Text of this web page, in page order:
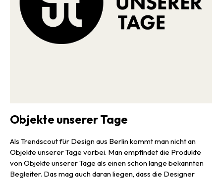
Objekte unserer Tage
Als Trendscout für Design aus Berlin kommt man nicht an
Objekte unserer Tage vorbei. Man empfindet die Produkte
von Objekte unserer Tage als einen schon lange bekannten
Begleiter. Das mag auch daran liegen, dass die Designer